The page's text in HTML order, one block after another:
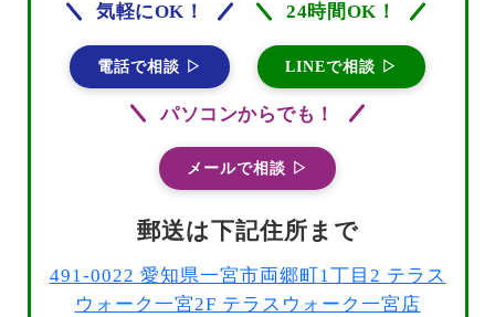
気軽にOK！
電話で相談 ▷
24時間OK！
LINEで相談 ▷
パソコンからでも！
メールで相談 ▷
郵送は下記住所まで
491-0022 愛知県一宮市両郷町1丁目2 テラス
ウォーク一宮2F テラスウォーク一宮店